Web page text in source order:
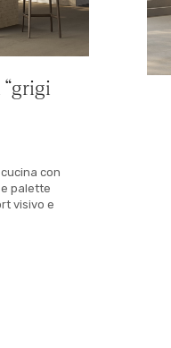
con
palette
visivo e